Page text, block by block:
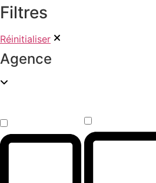
Filtres
Réinitialiser
Agence